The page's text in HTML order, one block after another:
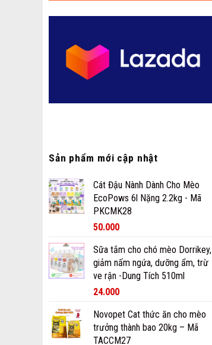
Sản phẩm mới cập nhật
Cát Đậu Nành Dành Cho Mèo
EcoPows 6l Nặng 2.2kg - Mã
PKCMK28
50.000
Sữa tắm cho chó mèo Dorrikey,
giảm nấm ngứa, dưỡng ẩm, trừ
ve rận -Dung Tích 510ml
24.000
Novopet Cat thức ăn cho mèo
trưởng thành bao 20kg – Mã
TACCM27